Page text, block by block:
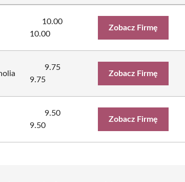
10.00
10.00
Zobacz Firmę
9.75
9.75
Zobacz Firmę
9.50
9.50
Zobacz Firmę